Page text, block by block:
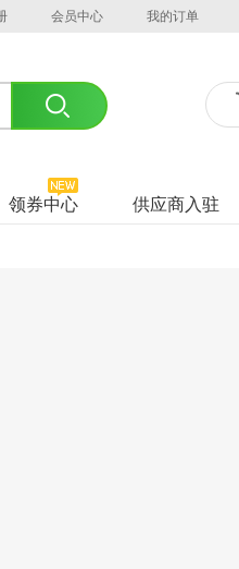
会员中心 我的订单
领券中心 供应商入驻